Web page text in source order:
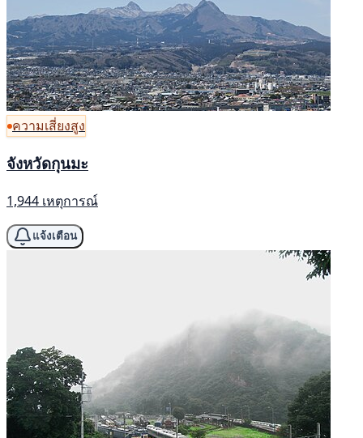
ความเสี่ยงสูง
จังหวัดกุนมะ
1,944 เหตุการณ์
แจ้งเตือน